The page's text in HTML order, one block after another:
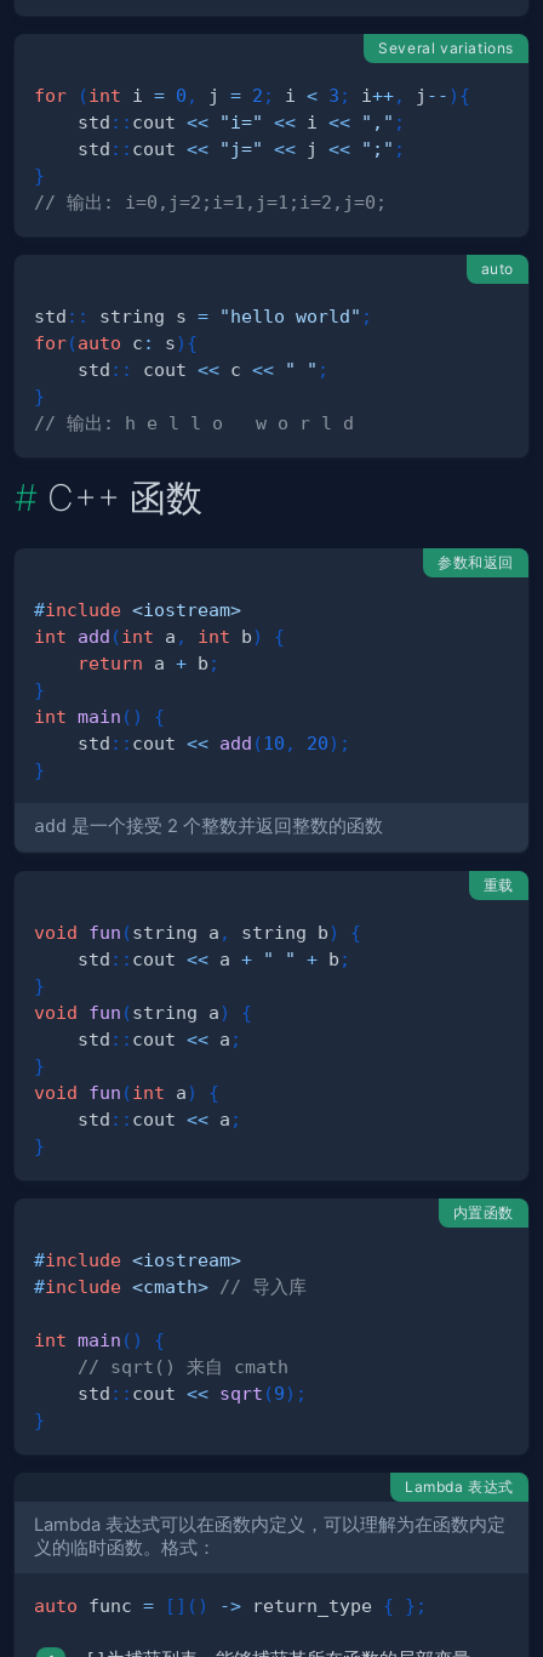
Several variations
for (int i = 0 , j = 2 ; i < 3 ; i++, j -- ) {
    std
:: cout << "i=" << i << "," ;
    std
:: cout << "j=" << j << ";" ;
}
// 输出: i=0,j=2;i=1,j=1;i=2,j=0;
auto
std :: string s = "hello world" ;
for(auto c : s) {
    std
:: cout << c << " " ;
}
// 输出: h e l l o   w o r l d
C++ 函数
参数和返回
#include <iostream>
int
add (int a , int b)
{
return a + b ;
}
int main ( )
{
    std
:: cout << add (10 , 20) ;
}
add 是一个接受 2 个整数并返回整数的函数
重载
void fun (string a , string b)
{
    std
:: cout << a + " " + b ;
}
void
fun (string a)
{
    std
:: cout << a ;
}
void
fun (int a)
{
    std
:: cout << a ;
}
内置函数
#include <iostream>
#include <cmath> // 导入库
int main ( )
{
// sqrt() 来自 cmath
    std
:: cout << sqrt (9) ;
}
Lambda 表达式
Lambda 表达式可以在函数内定义，可以理解为在函数内定
义的临时函数。格式：
auto func = [ ] ( ) -> return_type { } ;